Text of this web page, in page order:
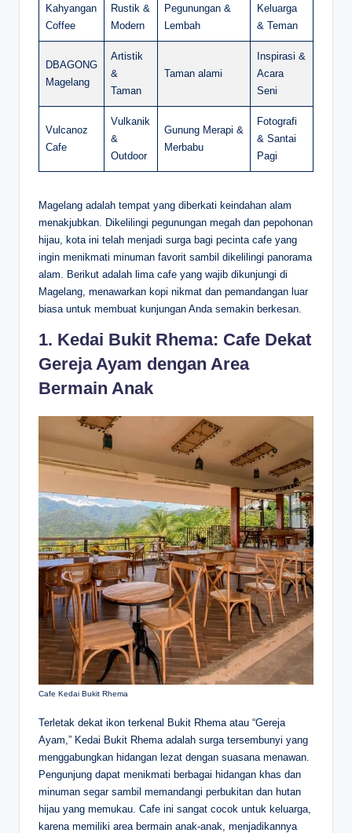
Kahyangan
Coffee
Rustik &
Modern
Pegunungan &
Lembah
Keluarga
& Teman
DBAGONG
Magelang
Artistik
&
Taman
Taman alami
Inspirasi &
Acara
Seni
Vulcanoz
Cafe
Vulkanik
&
Outdoor
Gunung Merapi &
Merbabu
Fotografi
& Santai
Pagi
Magelang adalah tempat yang diberkati keindahan alam
menakjubkan. Dikelilingi pegunungan megah dan pepohonan
hijau, kota ini telah menjadi surga bagi pecinta cafe yang
ingin menikmati minuman favorit sambil dikelilingi panorama
alam. Berikut adalah lima cafe yang wajib dikunjungi di
Magelang, menawarkan kopi nikmat dan pemandangan luar
biasa untuk membuat kunjungan Anda semakin berkesan.
1. Kedai Bukit Rhema: Cafe Dekat
Gereja Ayam dengan Area
Bermain Anak
Cafe Kedai Bukit Rhema
Terletak dekat ikon terkenal Bukit Rhema atau “Gereja
Ayam,” Kedai Bukit Rhema adalah surga tersembunyi yang
menggabungkan hidangan lezat dengan suasana menawan.
Pengunjung dapat menikmati berbagai hidangan khas dan
minuman segar sambil memandangi perbukitan dan hutan
hijau yang memukau. Cafe ini sangat cocok untuk keluarga,
karena memiliki area bermain anak-anak, menjadikannya